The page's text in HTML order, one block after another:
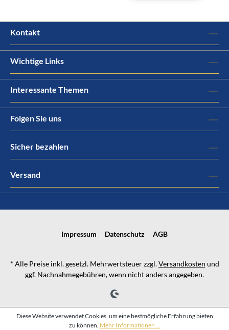
Kontakt
Wichtige Links
Interessante Themen
Folgen Sie uns
Sicher bezahlen
Versand
Impressum Datenschutz AGB
* Alle Preise inkl. gesetzl. Mehrwertsteuer zzgl.Versandkosten und
ggf. Nachnahmegebühren, wenn nicht anders angegeben.
Diese Website verwendet Cookies, um eine bestmögliche Erfahrung bieten
zu können. Mehr Informationen ...